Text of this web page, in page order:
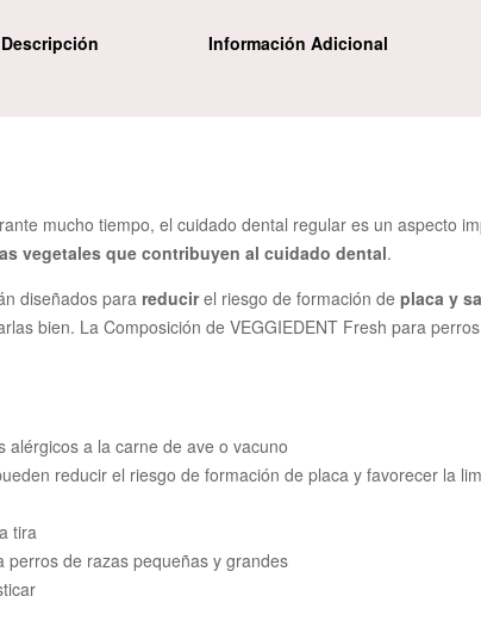
Descripción Información Adicional
mucho tiempo, el cuidado dental regular es un aspecto
vegetales que contribuyen al cuidado dental.
diseñados para reducirel riesgo de formación de placa y
bien. La Composición de VEGGIEDENT Fresh para
a la carne de ave o vacuno
reducir el riesgo de formación de placa y favorecer la
tira
de razas pequeñas y grandes